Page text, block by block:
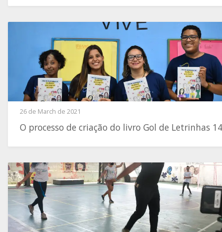
26 de March de 2021
O processo de criação do livro Gol de Letrinhas 14